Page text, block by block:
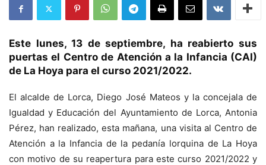
Este lunes, 13 de septiembre, ha reabierto sus
puertas el Centro de Atención a la Infancia (CAI)
de La Hoya para el curso 2021/2022.
El alcalde de Lorca, Diego José Mateos y la concejala de
Igualdad y Educación del Ayuntamiento de Lorca, Antonia
Pérez, han realizado, esta mañana, una visita al Centro de
Atención a la Infancia de la pedanía lorquina de La Hoya
con motivo de su reapertura para este curso 2021/2022 y